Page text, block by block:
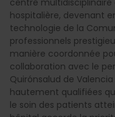
hospitalière, devenant
technologie de la
professionnels
manière coordonnée
collaboration avec le
Quirónsalud de
hautement qualifiées
le soin des patients